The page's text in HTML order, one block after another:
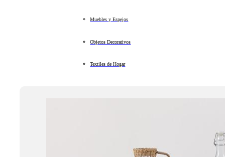
Muebles y Espejos
Objetos Decorativos
Textiles de Hogar